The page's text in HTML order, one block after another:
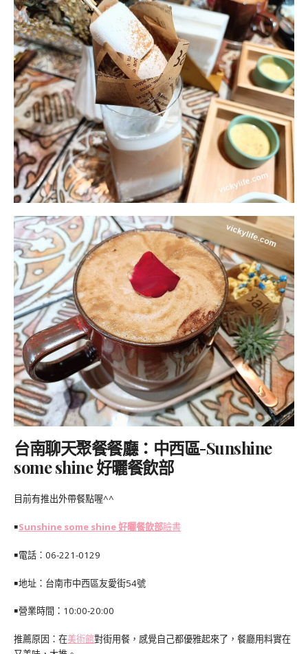
台南聊天聚餐餐廳：中西區-Sunshine
some shine 好曬餐飲部
目前有推出外帶餐點喔^^
￭Sunshine some shine 好曬餐飲部臉書
￭電話：06-221-0129
￭地址：台南市中西區友愛街54號
￭營業時間：10:00-20:00
推薦原因：在美術館對街用餐，感覺自己都優雅起來了，餐廳用料實在